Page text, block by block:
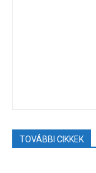
TOVÁBBI CIKKEK